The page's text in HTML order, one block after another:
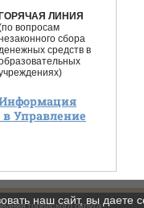
ГОРЯЧАЯ ЛИНИЯ
вопросам
сбора
средств в
Управление
городского округа
наш сайт, вы даете